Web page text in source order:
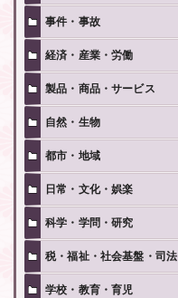
事件・事故
経済・産業・労働
製品・商品・サービス
自然・生物
都市・地域
日常・文化・娯楽
科学・学問・研究
税・福祉・社会基盤・司法
学校・教育・育児